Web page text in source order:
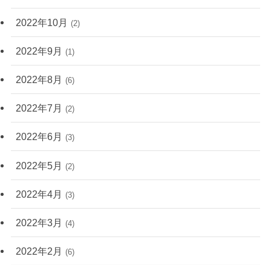
2022年10月 (2)
2022年9月 (1)
2022年8月 (6)
2022年7月 (2)
2022年6月 (3)
2022年5月 (2)
2022年4月 (3)
2022年3月 (4)
2022年2月 (6)